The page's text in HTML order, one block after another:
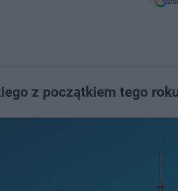
z początkiem tego